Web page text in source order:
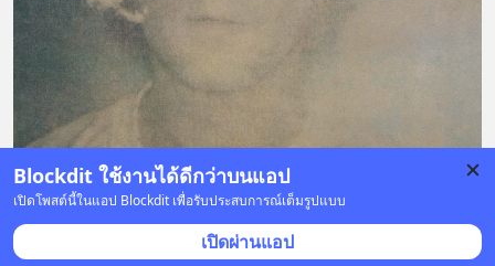
Blockdit ใช้งานได้ดีกว่าบนแอป
เปิดโพสต์นี้ในแอป Blockdit เพื่อรับประสบการณ์เต็มรูปแบบ
เปิดผ่านแอป
บันทึก 3